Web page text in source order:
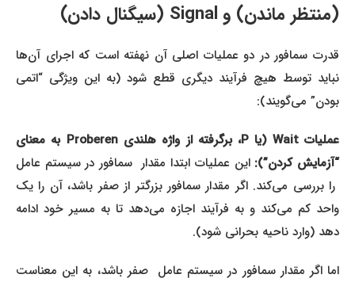
(منتظر ماندن) و Signal (سیگنال دادن)
قدرت سمافور در دو عملیات اصلی آن نهفته است که اجرای آن‌ها
نباید توسط هیچ فرآیند دیگری قطع شود (به این ویژگی “اتمی
بودن” می‌گویند):
عملیات Wait (یا P، برگرفته از واژه هلندی Proberen به معنای
“آزمایش کردن”):این عملیات ابتدا مقدار سمافور در سیستم عامل
را بررسی می‌کند. اگر مقدار سمافور بزرگتر از صفر باشد، آن را یک
واحد کم می‌کند و به فرآیند اجازه می‌دهد تا به مسیر خود ادامه
دهد (وارد ناحیه بحرانی شود).
اما اگر مقدار سمافور در سیستم عامل صفر باشد، به این معناست